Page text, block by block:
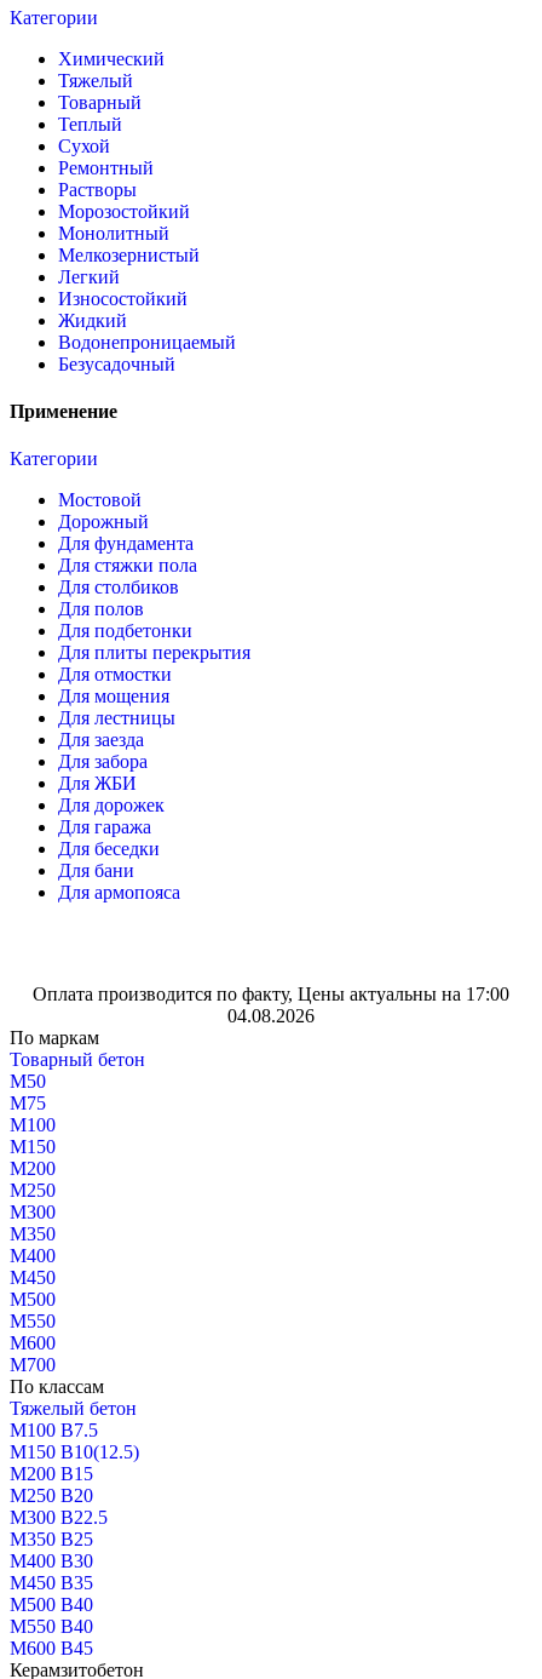
Категории
Химический
Тяжелый
Товарный
Теплый
Сухой
Ремонтный
Растворы
Морозостойкий
Монолитный
Мелкозернистый
Легкий
Износостойкий
Жидкий
Водонепроницаемый
Безусадочный
Применение
Категории
Мостовой
Дорожный
Для фундамента
Для стяжки пола
Для столбиков
Для полов
Для подбетонки
Для плиты перекрытия
Для отмостки
Для мощения
Для лестницы
Для заезда
Для забора
Для ЖБИ
Для дорожек
Для гаража
Для беседки
Для бани
Для армопояса
Оплата производится по факту, Цены актуальны на 17:00
04.08.2026
По маркам
Товарный бетон
М50
М75
М100
М150
М200
М250
М300
М350
М400
М450
М500
М550
М600
М700
По классам
Тяжелый бетон
М100 В7.5
М150 В10(12.5)
М200 В15
М250 В20
М300 В22.5
М350 В25
М400 В30
М450 В35
М500 В40
М550 В40
М600 В45
Керамзитобетон